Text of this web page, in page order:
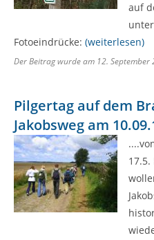
auf
Fotoeindrücke: (weiterlesen)
Der Beitrag wurde am 12. September
Pilgertag auf dem
Jakobsweg am